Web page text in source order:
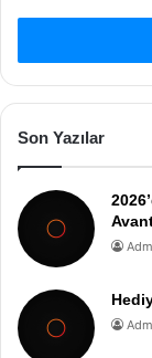
Son Yazılar